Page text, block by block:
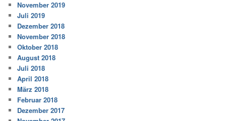
November 2019
Juli 2019
Dezember 2018
November 2018
Oktober 2018
August 2018
Juli 2018
April 2018
März 2018
Februar 2018
Dezember 2017